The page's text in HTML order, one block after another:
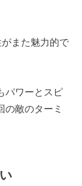
また魅力的で
パワーとスピ
の敵のターミ